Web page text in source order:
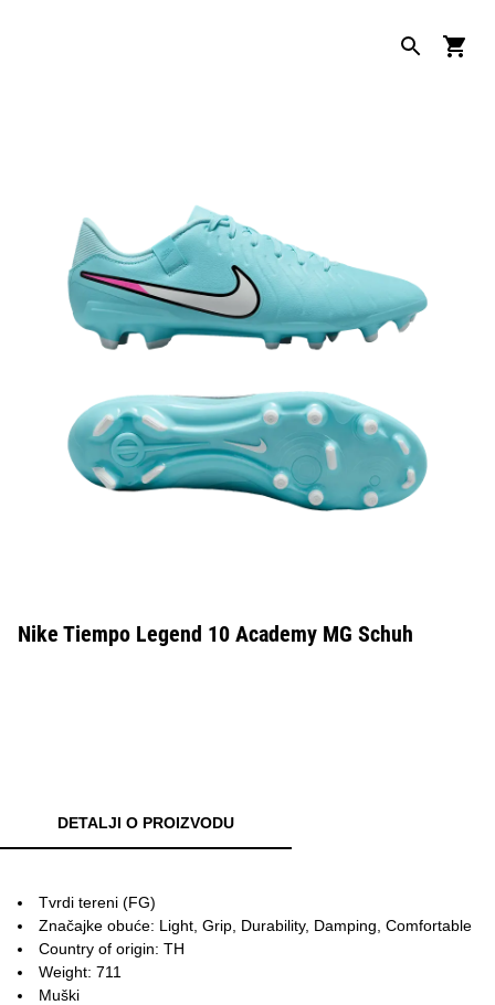
Nike Tiempo Legend 10 Academy MG Schuh
DETALJI O PROIZVODU
Tvrdi tereni (FG)
Značajke obuće: Light, Grip, Durability, Damping, Comfortable
Country of origin: TH
Weight: 711
Muški